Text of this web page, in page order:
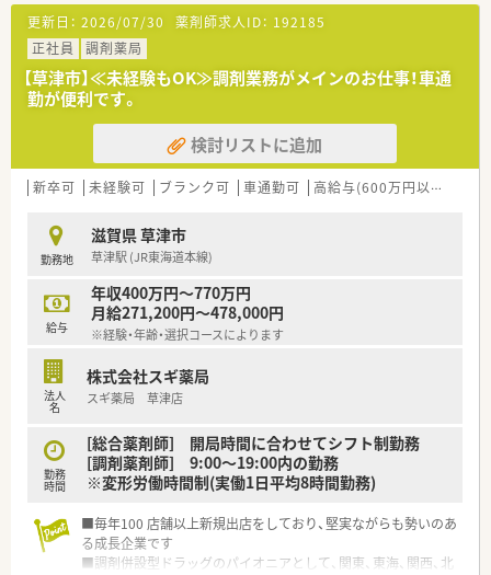
【法人特徴について】
■大手グループの一員として東海や関西に200店舗以上を展開
し、地域住民の健康と美を支えることを企業理念としています。
■処方箋調剤だけでなく在宅サービスや健康セミナーなどの地
域活動にも注力しており、多角的な視点で地域医療に貢献してい
ます。
■多様な店舗形態での出店を続けているため、個々のスキルや経
験に合わせた最適な環境でキャリアを築くことが可能となりま
す。
【こんな取り組みをしています】
■健康セミナーや育児相談会、介護セミナーといった地域住民を
対象としたイベントを定期的に開催し地域医療を支援していま
す。
■最新の調剤監査システムを全店舗へ導入することで、薬剤師の
心理的な負担を軽減し、より精度の高い安全な薬物療法を追求し
ます。
粧品などの自社商品を特別価格で購入できる仕組みを整えてい
ます。
【こんな方が活躍中】
■20代から30代の若手層が多く、最新のシステムを使いこなし
ながら効率的に業務を遂行する姿が店舗の各所で見受けられま
■ライフイベントを経て時短勤務制度を活用しながら働く方も
多く、仕事と育児を上手に両立させている薬剤師が多数在籍して
います。
更新日： 2026/07/30 薬剤師求人ID： 192185
正社員
調剤薬局
【草津市】≪未経験もOK≫調剤業務がメインのお仕事！車通
勤が便利です。
検討リストに追加
新卒可 未経験可 ブランク可 車通勤可 高給与(600万円以上)
勤務地
滋賀県 草津市
草津駅 (JR東海道本線)
給与
年収400万円～770万円
月給271,200円～478,000円
※経験・年齢・選択コースによります
法人
名
株式会社スギ薬局
スギ薬局 草津店
勤務
時間
[総合薬剤師] 開局時間に合わせてシフト制勤務
[調剤薬剤師] 9:00～19:00内の勤務
※変形労働時間制(実働1日平均8時間勤務)
■毎年100 店舗以上新規出店をしており、堅実ながらも勢いのあ
る成長企業です
■調剤併設型ドラッグのパイオニアとして、関東、東海、関西、北